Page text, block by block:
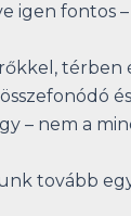
igen fontos
– nem a
tovább